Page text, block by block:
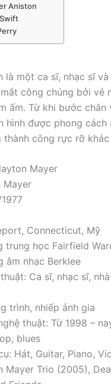
Aniston
một ca sĩ, nhạc sĩ
công chúng bởi vẻ
ấm. Từ khi bước
hình được phong
thành công rực rỡ
Mayer
Mayer
Connecticut, Mỹ
trung học Fairfield
âm nhạc Berklee
Ca sĩ, nhạc sĩ,
trình, nhiếp ảnh gia
thuật: Từ 1998 –
blues
Hát, Guitar, Piano,
Mayer Trio (2005),